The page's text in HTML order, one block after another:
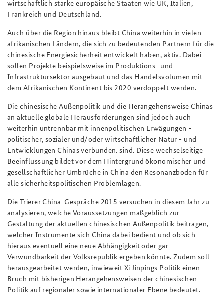
wirtschaftlich starke europäische Staaten wie UK, Italien,
Frankreich und Deutschland.
Auch über die Region hinaus bleibt China weiterhin in vielen
afrikanischen Ländern, die sich zu bedeutenden Partnern für die
chinesische Energiesicherheit entwickelt haben, aktiv. Dabei
sollen Projekte beispielsweise im Produktions- und
Infrastruktursektor ausgebaut und das Handelsvolumen mit
dem Afrikanischen Kontinent bis 2020 verdoppelt werden.
Die chinesische Außenpolitik und die Herangehensweise Chinas
an aktuelle globale Herausforderungen sind jedoch auch
weiterhin untrennbar mit innenpolitischen Erwägungen -
politischer, sozialer und/oder wirtschaftlicher Natur - und
Entwicklungen Chinas verbunden. sind. Diese wechselseitige
Beeinflussung bildet vor dem Hintergrund ökonomischer und
gesellschaftlicher Umbrüche in China den Resonanzboden für
alle sicherheitspolitischen Problemlagen.
Die Trierer China-Gespräche 2015 versuchen in diesem Jahr zu
analysieren, welche Voraussetzungen maßgeblich zur
Gestaltung der aktuellen chinesischen Außenpolitik beitragen,
welcher Instrumente sich China dabei bedient und ob sich
hieraus eventuell eine neue Abhängigkeit oder gar
Verwundbarkeit der Volksrepublik ergeben könnte. Zudem soll
herausgearbeitet werden, inwieweit Xi Jinpings Politik einen
Bruch mit bisherigen Herangehensweisen der chinesischen
Politik auf regionaler sowie internationaler Ebene bedeutet.